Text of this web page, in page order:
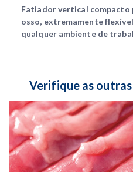
Fatiador vertical compacto
osso, extremamente
qualquer ambiente de
Verifique as